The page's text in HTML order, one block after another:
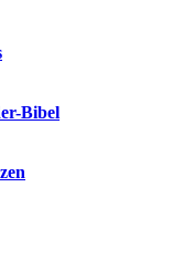
Bibel